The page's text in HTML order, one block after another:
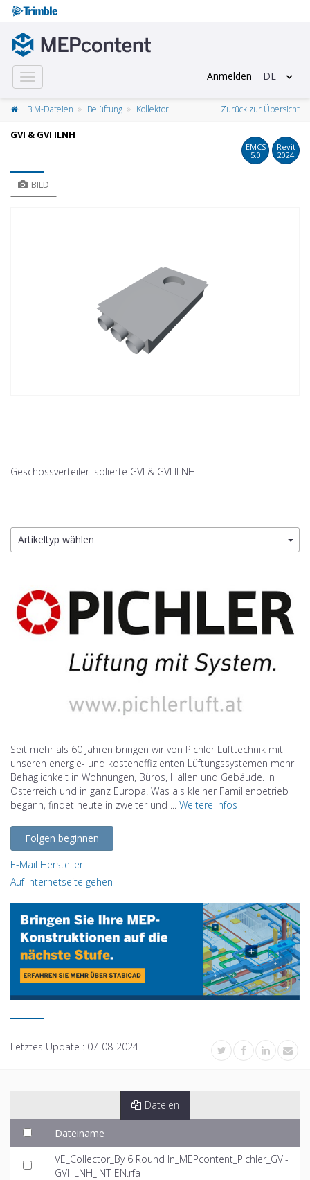
Toggle
navigation
Anmelden DE
BIM-Dateien Belüftung Kollektor Zurück zur Übersicht
GVI & GVI ILNH
EMCS
5.0
Revit
2024
BILD
Geschossverteiler isolierte GVI & GVI ILNH
Artikeltyp wählen
Seit mehr als 60 Jahren bringen wir von Pichler Lufttechnik mit
unseren energie- und kosteneffizienten Lüftungssystemen mehr
Behaglichkeit in Wohnungen, Büros, Hallen und Gebäude. In
Österreich und in ganz Europa. Was als kleiner Familienbetrieb
begann, findet heute in zweiter und ... Weitere Infos
Folgen beginnen
E-Mail Hersteller
Auf Internetseite gehen
Letztes Update : 07-08-2024
Dateien
Dateiname
VE_Collector_By 6 Round In_MEPcontent_Pichler_GVI-
GVI ILNH_INT-EN.rfa